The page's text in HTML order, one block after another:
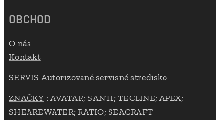
OBCHOD
O nás
Kontakt
SERVIS Autorizované servisné stredisko
ZNAČKY : AVATAR; SANTI; TECLINE; APEX;
SHEAREWATER; RATIO; SEACRAFT